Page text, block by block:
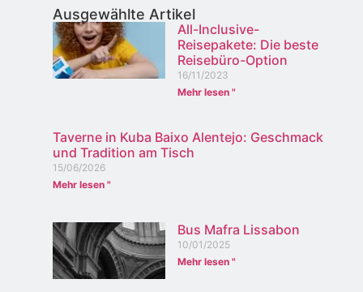
Ausgewählte Artikel
All-Inclusive-
Reisepakete: Die beste
Reisebüro-Option
16/11/2023
Mehr lesen "
Taverne in Kuba Baixo Alentejo: Geschmack
und Tradition am Tisch
15/06/2026
Mehr lesen "
Bus Mafra Lissabon
10/01/2025
Mehr lesen "